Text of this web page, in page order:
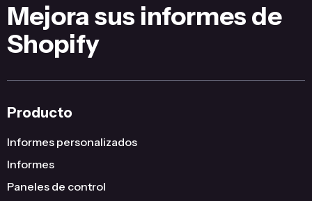
Mejora sus informes de
Shopify
Producto
Informes personalizados
Informes
Paneles de control